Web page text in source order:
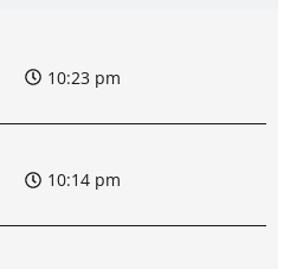
10:23 pm
10:14 pm